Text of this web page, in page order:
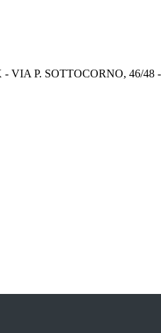
VIA P. SOTTOCORNO, 46/48